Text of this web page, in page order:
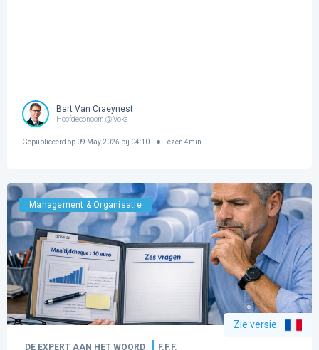
Bart Van Craeynest
Hoofdeconoom @ Voka
Gepubliceerd op 09 May 2026 bij 04:10 Lezen 4min
Management & Organisatie
Zie versie:
DE EXPERT AAN HET WOORD F.F.F.